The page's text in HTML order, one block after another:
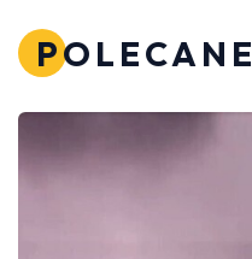
POLECANE